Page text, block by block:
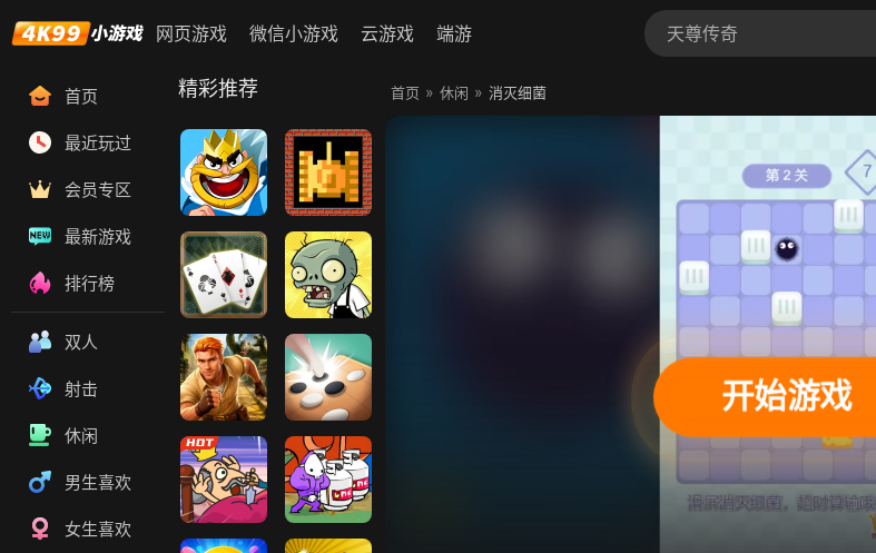
网页游戏 微信小游戏 云游戏 端游
首页
最近玩过
会员专区
最新游戏
排行榜
双人
射击
休闲
男生喜欢
女生喜欢
精彩推荐
王国战争 坦克大战
蜘蛛纸牌
植物花园保卫
战
神庙逃亡2 五林
刺杀国王 狂扁小朋友
首页 » 休闲 » 消灭细菌
开始游戏